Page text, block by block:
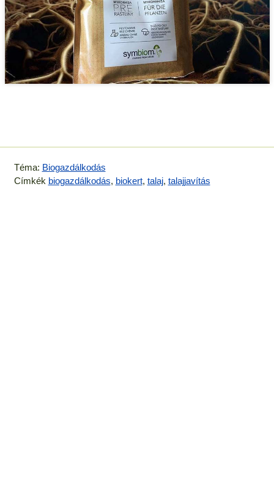
Téma: Biogazdálkodás
Címkék biogazdálkodás, biokert, talaj, talajjavítás